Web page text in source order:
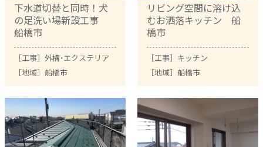
下水道切替と同時！犬
の足洗い場新設工事
船橋市
［工事］ 外構･エクステリア
［地域］ 船橋市
リビング空間に溶け込
むお洒落キッチン 船
橋市
［工事］ キッチン
［地域］ 船橋市